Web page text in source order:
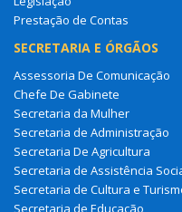
Prestação de Contas
SECRETARIA E ÓRGÃOS
Assessoria De Comunicação
Chefe De Gabinete
Secretaria da Mulher
Secretaria de Administração
Secretaria De Agricultura
Secretaria de Assistência
Secretaria de Cultura e
Secretaria de Educação